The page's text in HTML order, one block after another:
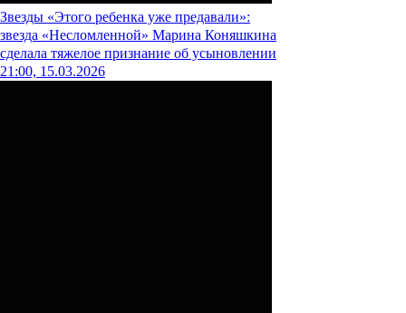
Звезды «Этого ребенка уже предавали»:
звезда «Несломленной» Марина Коняшкина
сделала тяжелое признание об усыновлении
21:00, 15.03.2026